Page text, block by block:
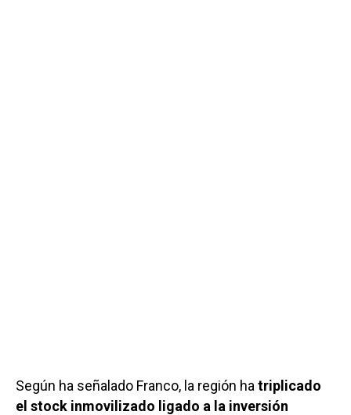
Según ha señalado Franco, la región ha triplicado
el stock inmovilizado ligado a la inversión